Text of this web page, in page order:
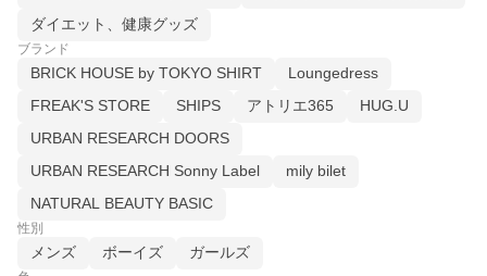
ダイエット、健康グッズ
ブランド
BRICK HOUSE by TOKYO SHIRT
Loungedress
FREAK'S STORE
SHIPS アトリエ365
HUG.U
URBAN RESEARCH DOORS
URBAN RESEARCH Sonny Label
mily bilet
NATURAL BEAUTY BASIC
性別
メンズ ボーイズ ガールズ